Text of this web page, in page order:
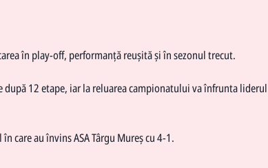
în play-off, performanță reușită și în sezonul trecut.
12 etape, iar la reluarea campionatului va înfrunta liderul
care au învins ASA Târgu Mureș cu 4-1.